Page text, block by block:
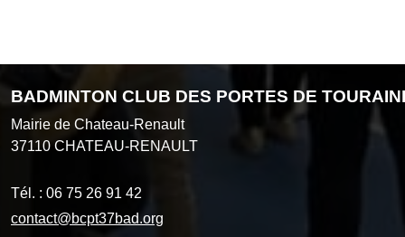
BADMINTON CLUB DES PORTES DE
Mairie de Chateau-Renault
37110 CHATEAU-RENAULT
Tél. : 06 75 26 91 42
contact@bcpt37bad.org